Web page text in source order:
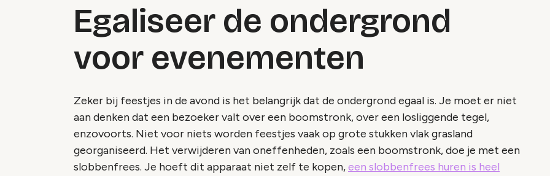
Egaliseer de ondergrond
voor evenementen
Zeker bij feestjes in de avond is het belangrijk dat de ondergrond egaal is. Je moet er niet
aan denken dat een bezoeker valt over een boomstronk, over een losliggende tegel,
enzovoorts. Niet voor niets worden feestjes vaak op grote stukken vlak grasland
georganiseerd. Het verwijderen van oneffenheden, zoals een boomstronk, doe je met een
slobbenfrees. Je hoeft dit apparaat niet zelf te kopen,een slobbenfrees huren is heel